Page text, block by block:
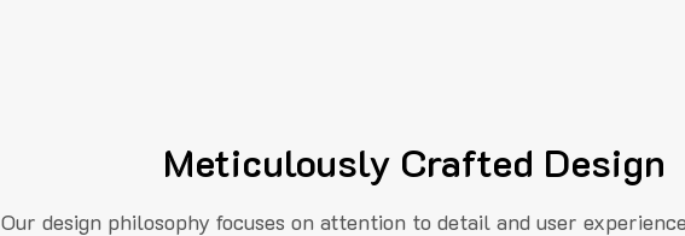
Meticulously Crafted Design
Our design philosophy focuses on attention to detail and user